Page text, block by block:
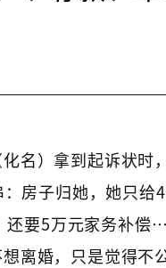
名）拿到起诉状时
：房子归她，她只
还要5万元家务补
想离婚，只是觉得